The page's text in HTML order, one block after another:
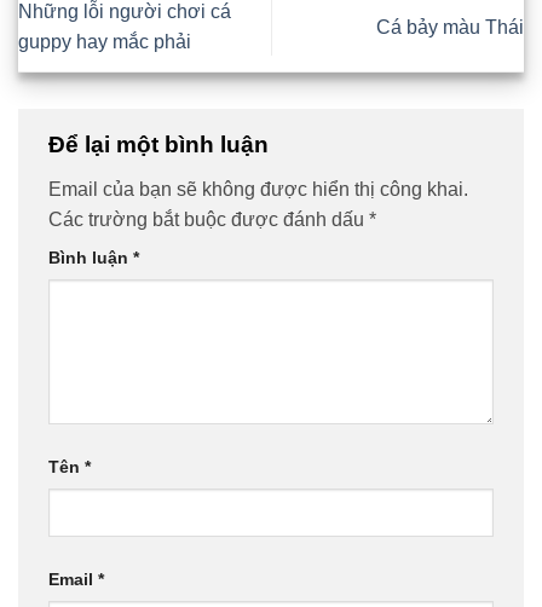
Những lỗi người chơi cá
guppy hay mắc phải
Cá bảy màu Thái
Để lại một bình luận
Email của bạn sẽ không được hiển thị công khai.
Các trường bắt buộc được đánh dấu *
Bình luận *
Tên *
Email *